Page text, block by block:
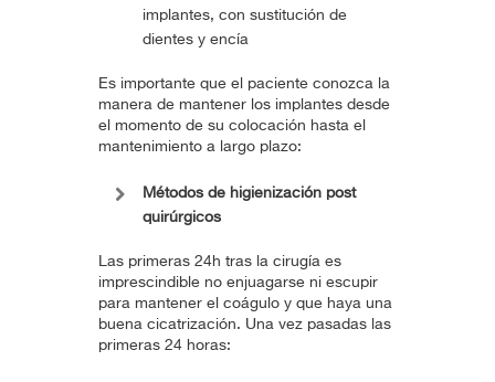
implantes, con sustitución de
dientes y encía
Es importante que el paciente conozca la
manera de mantener los implantes desde
el momento de su colocación hasta el
mantenimiento a largo plazo:
Métodos de higienización post
quirúrgicos
Las primeras 24h tras la cirugía es
imprescindible no enjuagarse ni escupir
para mantener el coágulo y que haya una
buena cicatrización. Una vez pasadas las
primeras 24 horas: